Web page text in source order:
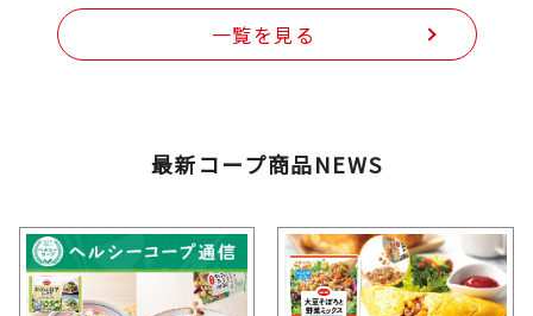
一覧を見る
最新コープ商品NEWS